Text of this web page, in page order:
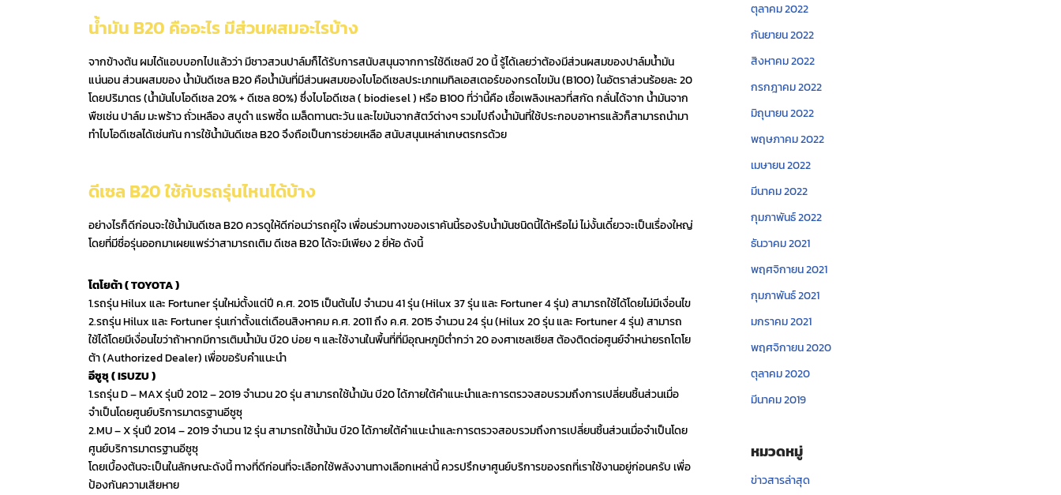
น้ำมัน B20 คืออะไร มีส่วนผสมอะไรบ้าง
จากข้างต้น ผมได้แอบบอกไปแล้วว่า มีชาวสวนปาล์มก็ได้รับการสนับสนุนจากการใช้ดีเซลบี 20 นี้ รู้ได้เลยว่าต้องมีส่วนผสมของปาล์มน้ำมัน
แน่นอน ส่วนผสมของ น้ำมันดีเซล B20 คือน้ำมันที่มีส่วนผสมของไบโอดีเซลประเภทเมทิลเอสเตอร์ของกรดไขมัน (B100) ในอัตราส่วนร้อยละ 20
โดยปริมาตร (น้ำมันไบโอดีเซล 20% + ดีเซล 80%) ซึ่งไบโอดีเซล ( biodiesel ) หรือ B100 ที่ว่านี้คือ เชื้อเพลิงเหลวที่สกัด กลั่นได้จาก น้ำมันจาก
พืชเช่น ปาล์ม มะพร้าว ถั่วเหลือง สบูดำ แรพซี้ด เมล็ดทานตะวัน และไขมันจากสัตว์ต่างๆ รวมไปถึงน้ำมันที่ใช้ประกอบอาหารแล้วก็สามารถนำมา
ทำไบโอดีเซลได้เช่นกัน การใช้น้ำมันดีเซล B20 จึงถือเป็นการช่วยเหลือ สนับสนุนเหล่าเกษตรกรด้วย
ดีเซล B20 ใช้กับรถรุ่นไหนได้บ้าง
อย่างไรก็ดีก่อนจะใช้น้ำมันดีเซล B20 ควรดูให้ดีก่อนว่ารถคู่ใจ เพื่อนร่วมทางของเราคันนี้รองรับน้ำมันชนิดนี้ได้หรือไม่ ไม่งั้นเดี๋ยวจะเป็นเรื่องใหญ่
โดยที่มีชื่อรุ่นออกมาเผยแพร่ว่าสามารถเติม ดีเซล B20 ได้จะมีเพียง 2 ยี่ห้อ ดังนี้
โตโยต้า ( TOYOTA )
1.รถรุ่น Hilux และ Fortuner รุ่นใหม่ตั้งแต่ปี ค.ศ. 2015 เป็นต้นไป จำนวน 41 รุ่น (Hilux 37 รุ่น และ Fortuner 4 รุ่น) สามารถใช้ได้โดยไม่มีเงื่อนไข
2.รถรุ่น Hilux และ Fortuner รุ่นเก่าตั้งแต่เดือนสิงหาคม ค.ศ. 2011 ถึง ค.ศ. 2015 จำนวน 24 รุ่น (Hilux 20 รุ่น และ Fortuner 4 รุ่น) สามารถ
ใช้ได้โดยมีเงื่อนไขว่าถ้าหากมีการเติมน้ำมัน บี20 บ่อย ๆ และใช้งานในพื้นที่ที่มีอุณหภูมิต่ำกว่า 20 องศาเซลเซียส ต้องติดต่อศูนย์จำหน่ายรถโตโย
ต้า (Authorized Dealer) เพื่อขอรับคำแนะนำ
อีซูซุ ( ISUZU )
1.รถรุ่น D – MAX รุ่นปี 2012 – 2019 จำนวน 20 รุ่น สามารถใช้น้ำมัน บี20 ได้ภายใต้คำแนะนำและการตรวจสอบรวมถึงการเปลี่ยนชิ้นส่วนเมื่อ
จำเป็นโดยศูนย์บริการมาตรฐานอีซูซุ
2.MU – X รุ่นปี 2014 – 2019 จำนวน 12 รุ่น สามารถใช้น้ำมัน บี20 ได้ภายใต้คำแนะนำและการตรวจสอบรวมถึงการเปลี่ยนชิ้นส่วนเมื่อจำเป็นโดย
ศูนย์บริการมาตรฐานอีซูซุ
โดยเบื้องต้นจะเป็นในลักษณะดังนี้ ทางที่ดีก่อนที่จะเลือกใช้พลังงานทางเลือกเหล่านี้ ควรปรึกษาศูนย์บริการของรถที่เราใช้งานอยู่ก่อนครับ เพื่อ
ป้องกันความเสียหาย
ตุลาคม 2022
กันยายน 2022
สิงหาคม 2022
กรกฎาคม 2022
มิถุนายน 2022
พฤษภาคม 2022
เมษายน 2022
มีนาคม 2022
กุมภาพันธ์ 2022
ธันวาคม 2021
พฤศจิกายน 2021
กุมภาพันธ์ 2021
มกราคม 2021
พฤศจิกายน 2020
ตุลาคม 2020
มีนาคม 2019
หมวดหมู่
ข่าวสารล่าสุด